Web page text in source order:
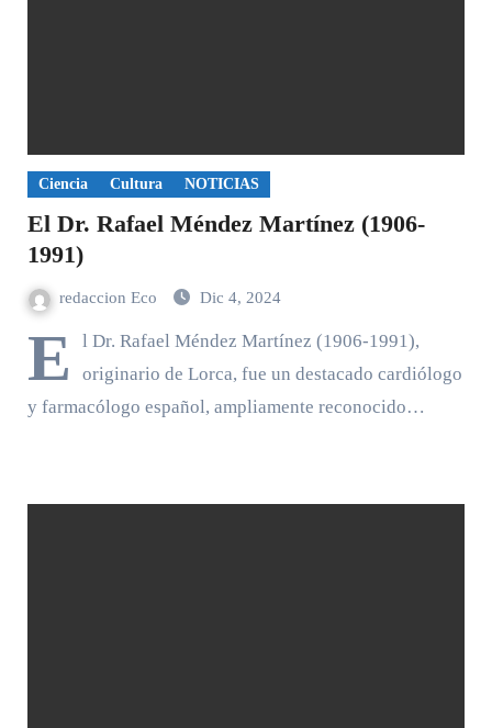
Ciencia Cultura NOTICIAS
El Dr. Rafael Méndez Martínez (1906-
1991)
redaccion Eco Dic 4, 2024
E
l Dr. Rafael Méndez Martínez (1906-1991),
originario de Lorca, fue un destacado cardiólogo
y farmacólogo español, ampliamente reconocido…